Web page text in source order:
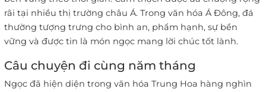
rãi tại nhiều thị trường châu Á. Trong văn hóa Á Đông, đá
thường tượng trưng cho bình an, phẩm hạnh, sự bền
vững và được tin là món ngọc mang lời chúc tốt lành.
Câu chuyện đi cùng năm tháng
Ngọc đã hiện diện trong văn hóa Trung Hoa hàng nghìn